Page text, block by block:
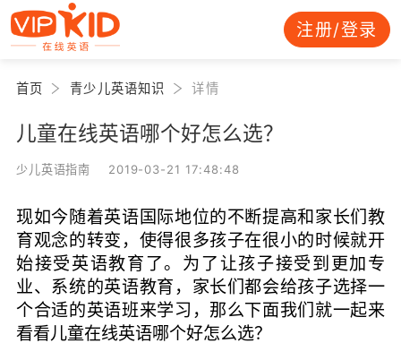
注册/登录
首页 青少儿英语知识 详情
儿童在线英语哪个好怎么选？
少儿英语指南 2019-03-21 17:48:48
现如今随着英语国际地位的不断提高和家长们教
育观念的转变，使得很多孩子在很小的时候就开
始接受英语教育了。为了让孩子接受到更加专
业、系统的英语教育，家长们都会给孩子选择一
个合适的英语班来学习，那么下面我们就一起来
看看儿童在线英语哪个好怎么选？